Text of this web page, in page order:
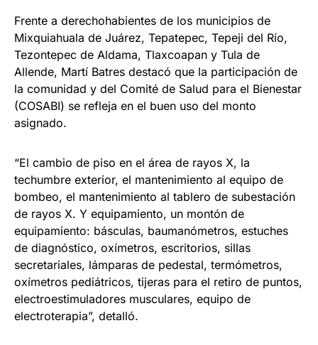
Frente a derechohabientes de los municipios de
Mixquiahuala de Juárez, Tepatepec, Tepeji del Río,
Tezontepec de Aldama, Tlaxcoapan y Tula de
Allende, Martí Batres destacó que la participación de
la comunidad y del Comité de Salud para el Bienestar
(COSABI) se refleja en el buen uso del monto
asignado.
“El cambio de piso en el área de rayos X, la
techumbre exterior, el mantenimiento al equipo de
bombeo, el mantenimiento al tablero de subestación
de rayos X. Y equipamiento, un montón de
equipamiento: básculas, baumanómetros, estuches
de diagnóstico, oxímetros, escritorios, sillas
secretariales, lámparas de pedestal, termómetros,
oxímetros pediátricos, tijeras para el retiro de puntos,
electroestimuladores musculares, equipo de
electroterapia”, detalló.